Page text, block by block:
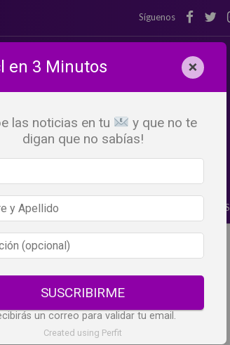
Síguenos
GLOSARIO DEL VINO PANORAMAS
en 3 Minutos ×
las noticias en tu
y que no te
digan que no sabías!
SUSCRIBIRME
un correo para validar tu email.
Created using Perfit